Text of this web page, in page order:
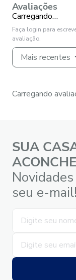
Avaliações
Carregando…
Faça login para
avaliação.
Mais recentes
Carregando
SUA
seu e-mail!